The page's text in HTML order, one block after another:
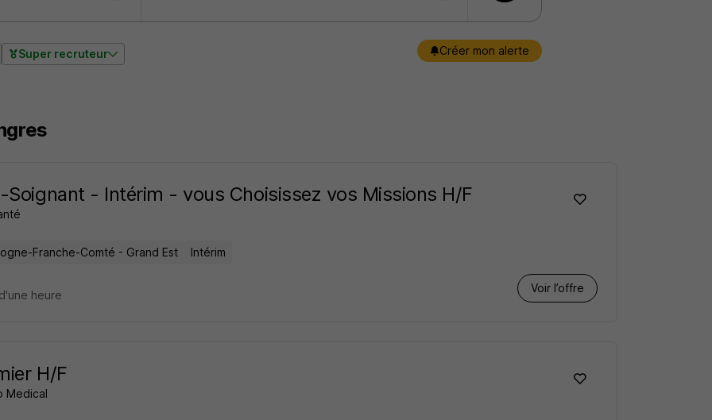
Super recruteur Créer mon alerte
Soignant - Intérim - vous Choisissez vos Missions H/F
Franche-Comté - Grand Est Intérim
Voir l’offre
heure
H/F
Medical